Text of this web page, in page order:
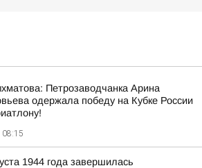
Петрозаводчанка Арина
одержала победу на Кубке России
08:15
1944 года завершилась